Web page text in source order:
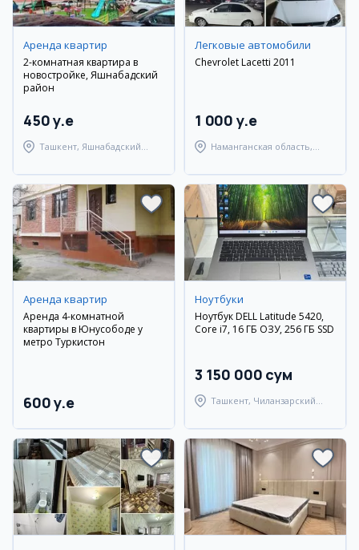
Аренда квартир
2-комнатная квартира в
новостройке, Яшнабадский
район
450 y.e
Ташкент, Яшнабадский
Легковые автомобили
Chevrolet Lacetti 2011
1 000 y.e
Наманганская область,
Аренда квартир
Аренда 4-комнатной
квартиры в Юнусободе у
метро Туркистон
600 y.e
Ноутбуки
Ноутбук DELL Latitude 5420,
Core i7, 16 ГБ ОЗУ, 256 ГБ SSD
3 150 000 сум
Ташкент, Чиланзарский